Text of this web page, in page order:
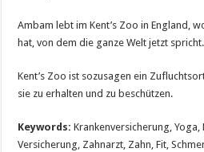
Ambam lebt im Kent’s Zoo in England,
hat, von dem die ganze Welt jetzt spricht.
Kent’s Zoo ist sozusagen ein
sie zu erhalten und zu beschützen.
Keywords: Krankenversicherung,
Versicherung, Zahnarzt, Zahn, Fit,